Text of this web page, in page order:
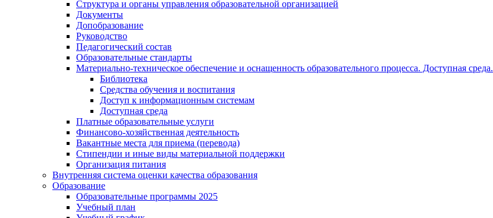
Структура и органы управления образовательной организацией
Документы
Допобразование
Руководство
Педагогический состав
Образовательные стандарты
Материально-техническое обеспечение и оснащенность образовательного процесса. Доступная среда.
Библиотека
Средства обучения и воспитания
Доступ к информационным системам
Доступная среда
Платные образовательные услуги
Финансово-хозяйственная деятельность
Вакантные места для приема (перевода)
Стипендии и иные виды материальной поддержки
Организация питания
Внутренняя система оценки качества образования
Образование
Образовательные программы 2025
Учебный план